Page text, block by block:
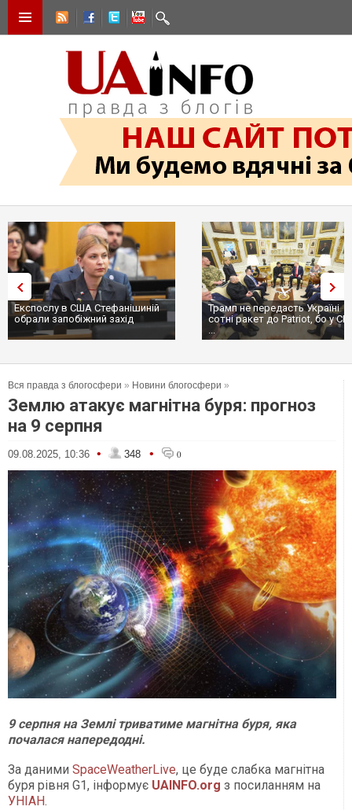
Експослу в США Стефанішиній
обрали запобіжний захід
Трамп не передасть Україні
сотні ракет до Patriot, бо у
...
Вся правда з блогосфери » Новини блогосфери »
Землю атакує магнітна буря: прогноз
на 9 серпня
09.08.2025, 10:36 • 348 • 0
9 серпня на Землі триватиме магнітна буря, яка
почалася напередодні.
За даними SpaceWeatherLive, це буде слабка магнітна
буря рівня G1, інформує UAINFO.org з посиланням на
УНІАН.